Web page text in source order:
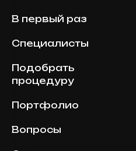
В первый раз
Специалисты
Подобрать
процедуру
Портфолио
Вопросы